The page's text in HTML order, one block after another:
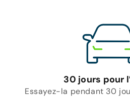
30 jours pour
Essayez-la pendant 30